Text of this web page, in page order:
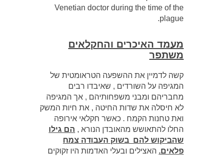
Venetian doctor during the time of the
מעמד האיכרים והחקלאים
קשה לדמיין את ההשפעה הטראומטית של
המגיפה על השורדים , שאיבדו רבים
מחבריהם ומבני משפחותיהם , אך המגיפה
לא חיסלה את שדות החיטה , את חיות המשק
ואת טחנות הקמח . כאשר חקלאי אירופה
החלו להתאושש מהאובדן הנורא ,הם גילו
שהביקוש להם בשוק העבודה צמח
האצילים ובעלי האדמות היו זקוקים